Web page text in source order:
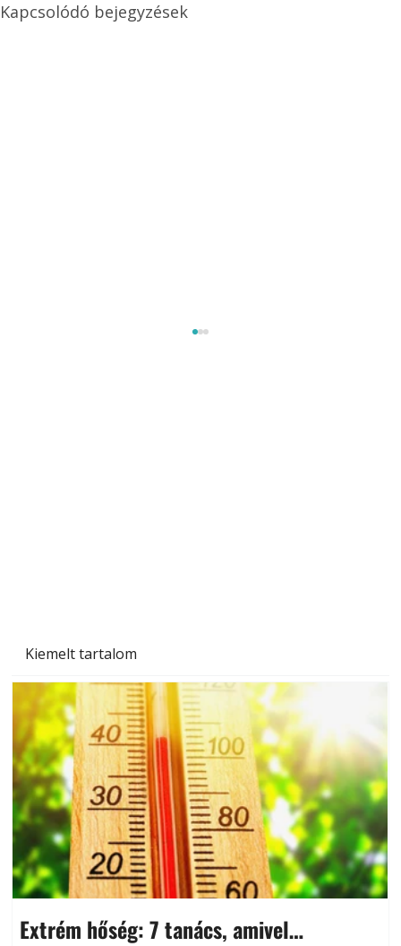
Kiemelt tartalom
Extrém hőség: 7 tanács, amivel
Kapcsolódó bejegyzések